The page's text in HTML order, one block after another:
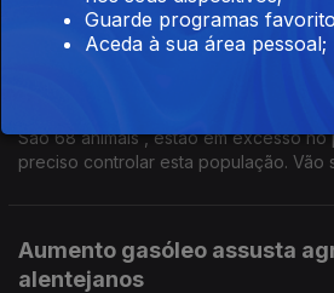
Nazaré decide futuro dos
São 68 animais , estão em excesso
preciso controlar esta população. Vão
Aumento gasóleo assusta
alentejanos
Guarde programas
Aceda à sua área pessoal;